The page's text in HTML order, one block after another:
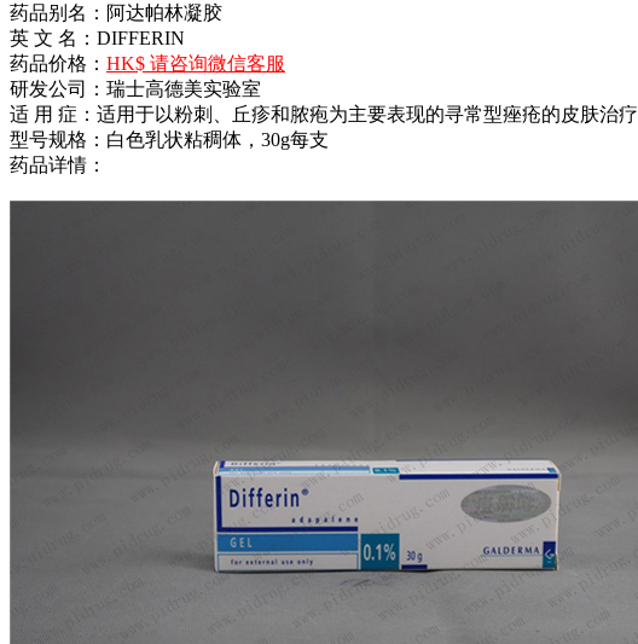
药品别名：阿达帕林凝胶
英 文 名：DIFFERIN
药品价格： HK$ 请咨询微信客服
研发公司：瑞士高德美实验室
适 用 症：适用于以粉刺、丘疹和脓疱为主要表现的寻常型痤疮的皮肤治疗
型号规格：白色乳状粘稠体，30g每支
药品详情：